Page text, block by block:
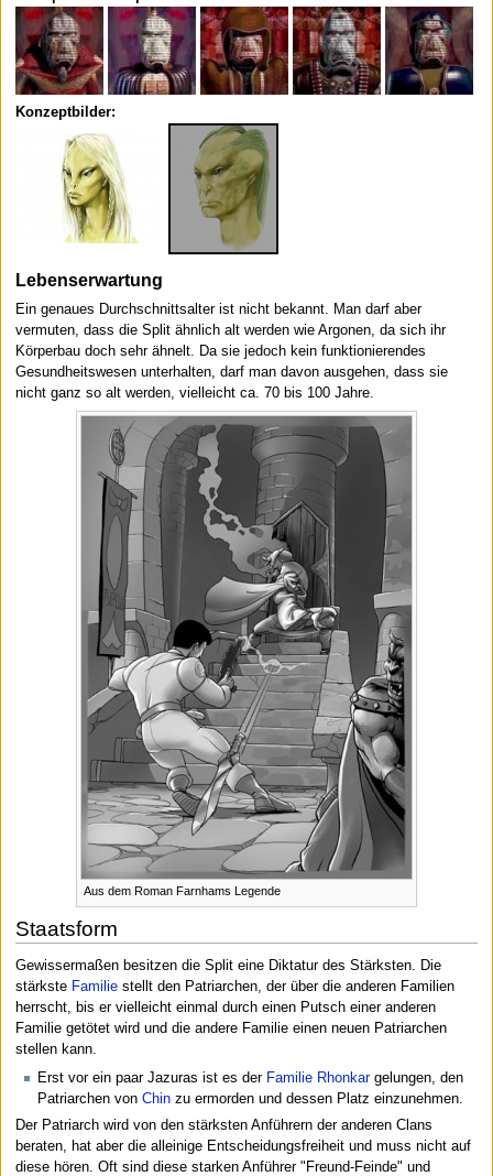
Konzeptbilder:
Lebenserwartung
Ein genaues Durchschnittsalter ist nicht bekannt. Man darf aber
vermuten, dass die Split ähnlich alt werden wie Argonen, da sich ihr
Körperbau doch sehr ähnelt. Da sie jedoch kein funktionierendes
Gesundheitswesen unterhalten, darf man davon ausgehen, dass sie
nicht ganz so alt werden, vielleicht ca. 70 bis 100 Jahre.
Aus dem Roman Farnhams Legende
Staatsform
Gewissermaßen besitzen die Split eine Diktatur des Stärksten. Die
stärkste Familiestellt den Patriarchen, der über die anderen Familien
herrscht, bis er vielleicht einmal durch einen Putsch einer anderen
Familie getötet wird und die andere Familie einen neuen Patriarchen
stellen kann.
Erst vor ein paar Jazuras ist es der Familie Rhonkargelungen, den
Patriarchen von Chin zu ermorden und dessen Platz einzunehmen.
Der Patriarch wird von den stärksten Anführern der anderen Clans
beraten, hat aber die alleinige Entscheidungsfreiheit und muss nicht auf
diese hören. Oft sind diese starken Anführer "Freund-Feinde" und